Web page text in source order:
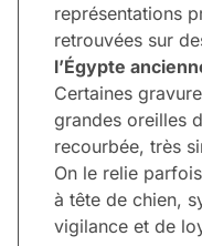
représentations
retrouvées sur
l’Égypte
Certaines
grandes oreilles
recourbée, très
On le relie
à tête de chien,
vigilance et de